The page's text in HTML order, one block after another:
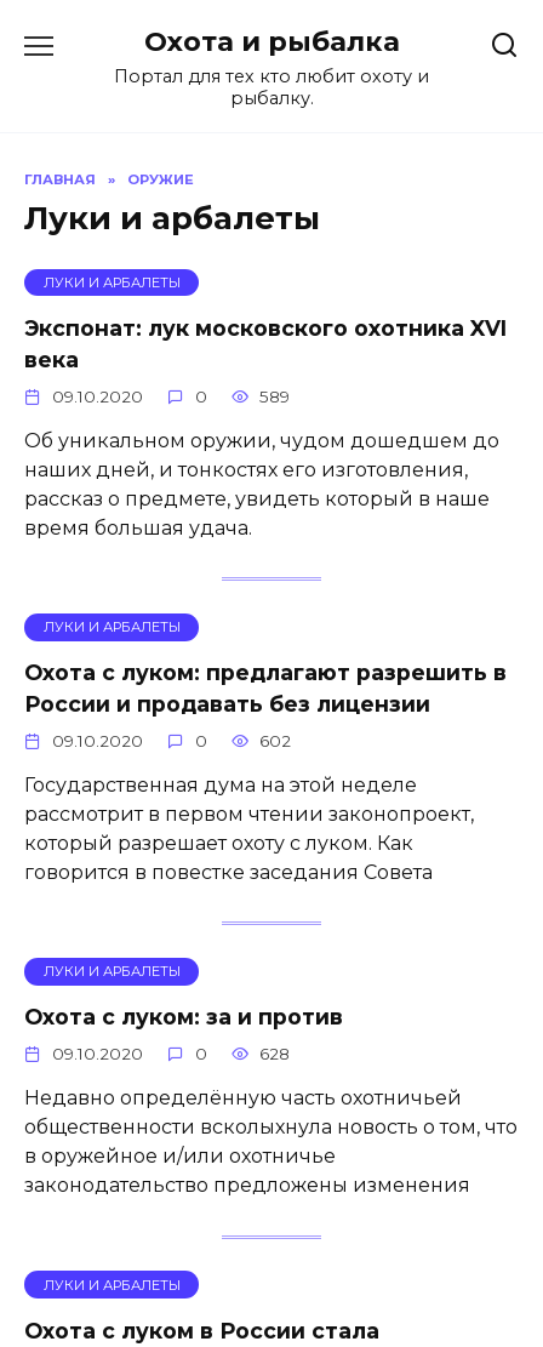
содержанию
Охота и рыбалка
Портал для тех кто любит охоту и
рыбалку.
ГЛАВНАЯ » ОРУЖИЕ
Луки и арбалеты
ЛУКИ И АРБАЛЕТЫ
Экспонат: лук московского охотника XVI
века
09.10.2020 0 589
Об уникальном оружии, чудом дошедшем до
наших дней, и тонкостях его изготовления,
рассказ о предмете, увидеть который в наше
время большая удача.
ЛУКИ И АРБАЛЕТЫ
Охота с луком: предлагают разрешить в
России и продавать без лицензии
09.10.2020 0 602
Государственная дума на этой неделе
рассмотрит в первом чтении законопроект,
который разрешает охоту с луком. Как
говорится в повестке заседания Совета
ЛУКИ И АРБАЛЕТЫ
Охота с луком: за и против
09.10.2020 0 628
Недавно определённую часть охотничьей
общественности всколыхнула новость о том, что
в оружейное и/или охотничье
законодательство предложены изменения
ЛУКИ И АРБАЛЕТЫ
Охота с луком в России стала